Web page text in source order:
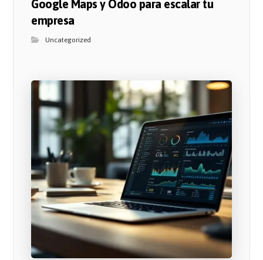
Google Maps y Odoo para escalar tu
empresa
Uncategorized